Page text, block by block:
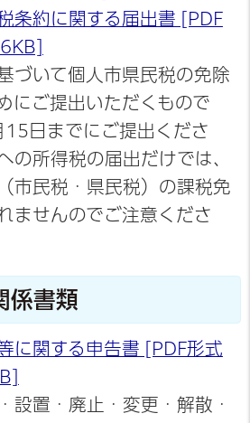
条約に関する届出書 [PDF
づいて個人市県民税の免除
にご提出いただくもので
15日までにご提出くださ
の所得税の届出だけでは、
市民税・県民税）の課税免
ませんのでご注意くださ
係書類
に関する申告書 [PDF形式
設置・廃止・変更・解散・